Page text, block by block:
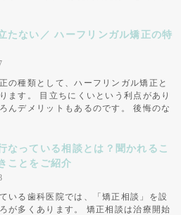
たない／ ハーフリンガル矯正の特
の種類として、ハーフリンガル矯正と
ます。 目立ちにくいという利点があり
んデメリットもあるのです。 後悔のな
なっている相談とは？聞かれるこ
ことをご紹介
いる歯科医院では、「矯正相談」を設
が多くあります。 矯正相談は治療開始